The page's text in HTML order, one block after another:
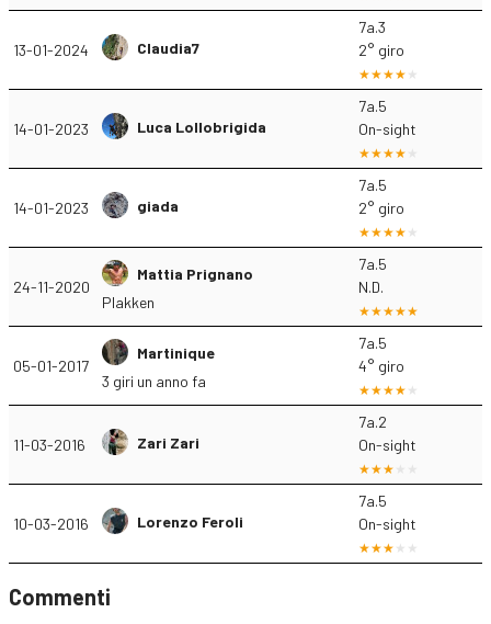
13-01-2024 Claudia7
7a.3
2° giro
14-01-2023 Luca Lollobrigida
7a.5
On-sight
14-01-2023 giada
7a.5
2° giro
24-11-2020
Mattia Prignano
Plakken
7a.5
N.D.
05-01-2017
Martinique
3 giri un anno fa
7a.5
4° giro
11-03-2016 Zari Zari
7a.2
On-sight
10-03-2016 Lorenzo Feroli
7a.5
On-sight
Commenti